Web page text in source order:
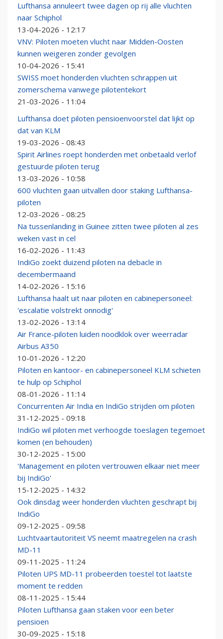
Lufthansa annuleert twee dagen op rij alle vluchten
naar Schiphol
13-04-2026 - 12:17
VNV: Piloten moeten vlucht naar Midden-Oosten
kunnen weigeren zonder gevolgen
10-04-2026 - 15:41
SWISS moet honderden vluchten schrappen uit
zomerschema vanwege pilotentekort
21-03-2026 - 11:04
Lufthansa doet piloten pensioenvoorstel dat lijkt op
dat van KLM
19-03-2026 - 08:43
Spirit Airlines roept honderden met onbetaald verlof
gestuurde piloten terug
13-03-2026 - 10:58
600 vluchten gaan uitvallen door staking Lufthansa-
piloten
12-03-2026 - 08:25
Na tussenlanding in Guinee zitten twee piloten al zes
weken vast in cel
16-02-2026 - 11:43
IndiGo zoekt duizend piloten na debacle in
decembermaand
14-02-2026 - 15:16
Lufthansa haalt uit naar piloten en cabinepersoneel:
'escalatie volstrekt onnodig'
13-02-2026 - 13:14
Air France-piloten luiden noodklok over weerradar
Airbus A350
10-01-2026 - 12:20
Piloten en kantoor- en cabinepersoneel KLM schieten
te hulp op Schiphol
08-01-2026 - 11:14
Concurrenten Air India en IndiGo strijden om piloten
31-12-2025 - 09:18
IndiGo wil piloten met verhoogde toeslagen tegemoet
komen (en behouden)
30-12-2025 - 15:00
'Management en piloten vertrouwen elkaar niet meer
bij IndiGo'
15-12-2025 - 14:32
Ook dinsdag weer honderden vluchten geschrapt bij
IndiGo
09-12-2025 - 09:58
Luchtvaartautoriteit VS neemt maatregelen na crash
MD-11
09-11-2025 - 11:24
Piloten UPS MD-11 probeerden toestel tot laatste
moment te redden
08-11-2025 - 15:44
Piloten Lufthansa gaan staken voor een beter
pensioen
30-09-2025 - 15:18